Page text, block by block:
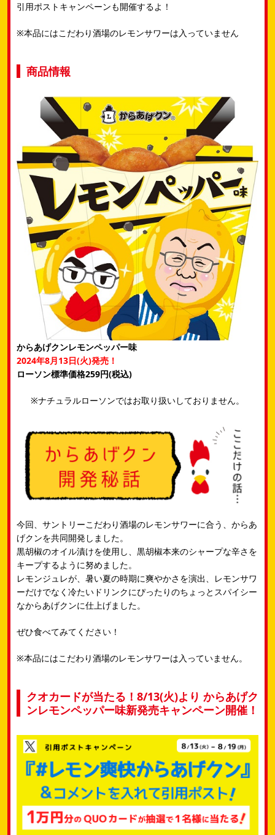
引用ポストキャンペーンも開催するよ！
※本品にはこだわり酒場のレモンサワーは入っていません
商品情報
からあげクンレモンペッパー味
2024年8月13日(火)発売！
ローソン標準価格259円(税込)
※ナチュラルローソンではお取り扱いしておりません。
今回、サントリーこだわり酒場のレモンサワーに合う、からあ
げクンを共同開発しました。​
黒胡椒のオイル漬けを使用し、黒胡椒本来のシャープな辛さを
キープするように​努めました。​
レモンジュレが、暑い夏の時期に爽やかさを演出、​レモンサワ
ーだけでなく冷たいドリンクにぴったりのちょっとスパイシー
なからあげクンに​仕上げました。​
ぜひ食べてみてください！
※本品にはこだわり酒場のレモンサワーは入っていません。
クオカードが当たる！8/13(火)より からあげク
ンレモンペッパー味新発売キャンペーン開催！